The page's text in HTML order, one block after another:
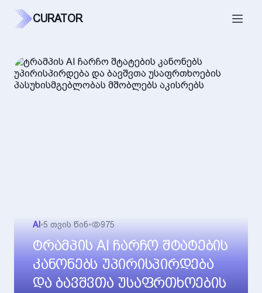
CURATOR
AI •5 თვის წინ• 975
ტრამპის AI ჩარჩო შტატების
კანონებს უპირისპირდება
და ბავშვთა უსაფრთხოების